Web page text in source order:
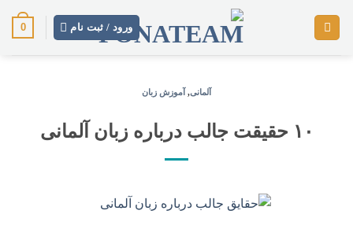
ورود / ثبت نام 0
آلمانی, آموزش زبان
۱۰ حقیقت جالب درباره زبان آلمانی